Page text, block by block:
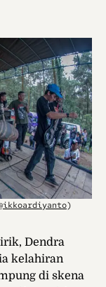
)
Dendra
kelahiran
di skena